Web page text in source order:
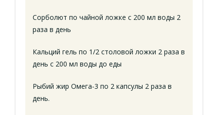
Сорболют по чайной ложке с 200 мл воды 2
раза в день
Кальций гель по 1/2 столовой ложки 2 раза в
день с 200 мл воды до еды
Рыбий жир Омега-3 по 2 капсулы 2 раза в
день.